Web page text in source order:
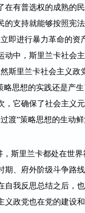
有普选权的成熟的
支持就能够按照宪
即进行暴力革命的
动中，斯里兰卡社会
斯里兰卡社会主义政
略思想的实践还是产
，它确保了社会主义
渡”策略思想的生动
里兰卡都处在世界
期、府外阶级斗争路
自我反思总结之后，
义政党也在党的建设